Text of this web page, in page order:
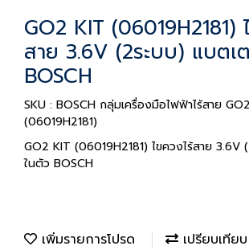
GO2 KIT (06019H2181)
สาย 3.6V (2ระบบ) แบตเ
BOSCH
SKU : BOSCH กลุ่มเครื่องมือไฟฟ้าไร้สาย
(06019H2181)
GO2 KIT (06019H2181) ไขควงไร้สาย 3.6V
ในตัว BOSCH
เพิ่มรายการโปรด เปรียบเทียบ